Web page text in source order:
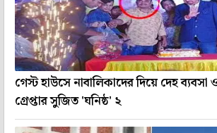
গেস্ট হাউসে নাবালিকাদের দিয়ে দেহ ব্যবসা
গ্রেপ্তার সুজিত 'ঘনিষ্ঠ' ২